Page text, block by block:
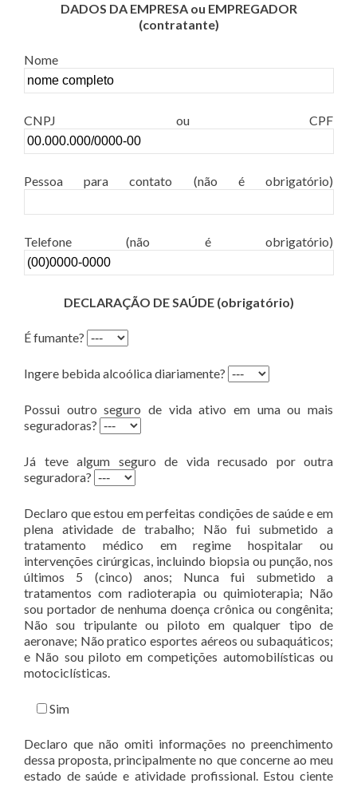
DADOS DA EMPRESA ou EMPREGADOR
(contratante)
Nome
CNPJ ou CPF
Pessoa para contato (não é obrigatório)
Telefone (não é obrigatório)
DECLARAÇÃO DE SAÚDE (obrigatório)
É fumante?
Ingere bebida alcoólica diariamente?
Possui outro seguro de vida ativo em uma ou mais
seguradoras?
Já teve algum seguro de vida recusado por outra
seguradora?
Declaro que estou em perfeitas condições de saúde e em
plena atividade de trabalho; Não fui submetido a
tratamento médico em regime hospitalar ou
intervenções cirúrgicas, incluindo biopsia ou punção, nos
últimos 5 (cinco) anos; Nunca fui submetido a
tratamentos com radioterapia ou quimioterapia; Não
sou portador de nenhuma doença crônica ou congênita;
Não sou tripulante ou piloto em qualquer tipo de
aeronave; Não pratico esportes aéreos ou subaquáticos;
e Não sou piloto em competições automobilísticas ou
motociclísticas.
Sim
Declaro que não omiti informações no preenchimento
dessa proposta, principalmente no que concerne ao meu
estado de saúde e atividade profissional. Estou ciente